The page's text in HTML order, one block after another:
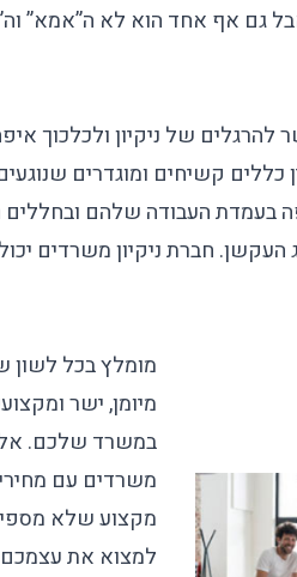
גם אף אחד הוא לא ה”אמא”
להרגלים של ניקיון ולכלכוך
כללים קשיחים ומוגדרים
בעמדת העבודה שלהם
העקשן. חברת ניקיון משרדים
מומלץ בכל לשון
מיומן, ישר
במשרד שלכם.
משרדים עם
מקצוע שלא
למצוא את עצמכם